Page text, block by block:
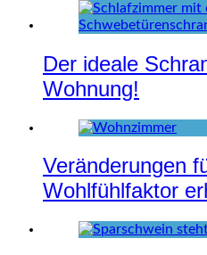
Der ideale
Wohnung!
Veränderungen
Wohlfühlfaktor